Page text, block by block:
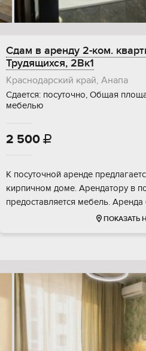
Сдам в аренду 2-ком.
Трудящихся, 2Вк1
Краснодарский край, Анапа
Сдается: посуточно, Общая
мебелью
2 500 
К посуточной аренде
кирпичном доме. Арендатору в
предоставляется мебель.
ПОКАЗАТЬ